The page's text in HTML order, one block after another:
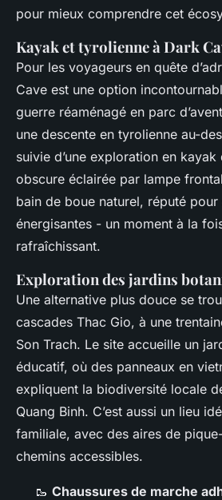
pour mieux comprendre cet
Kayak et tyrolienne à Dark
Pour les voyageurs en quête
Cave est une option
guerre réaménagé en parc
une descente en tyrolienne au-
suivie d’une exploration en
obscure éclairée par lampe
bain de boue naturel, réputé pour
énergisantes - un moment à la
rafraîchissant.
Exploration des jardins
Une alternative plus douce se
cascades Thac Gio, à une
Son Trach. Le site accueille un
éducatif, où des panneaux en
expliquent la biodiversité locale
Quang Binh. C’est aussi un lieu
familiale, avec des aires de
chemins accessibles.
🥾 Chaussures de marche